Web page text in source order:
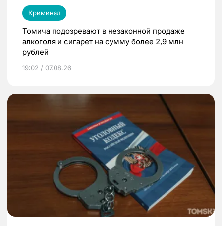
Криминал
Томича подозревают в незаконной продаже
алкоголя и сигарет на сумму более 2,9 млн
рублей
19:02 / 07.08.26